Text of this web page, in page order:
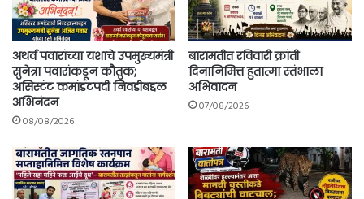
अथर्व पवारांच्या यशाचे उपमुख्यमंत्री
सुनेत्रा पवारांकडून कौतुक;
असिस्टंट कमांडंटपदी निवडीबद्दल
अभिनंदन
08/08/2026
बारामतीत रविवारी क्रांती
दिनानिमित्त हुतात्मा स्तंभाला
अभिवादन
07/08/2026